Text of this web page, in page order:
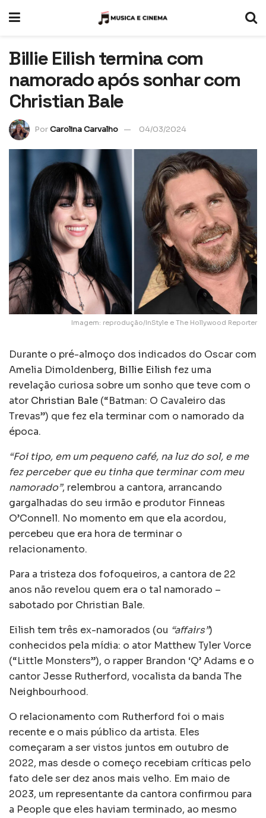
Billie Eilish termina com
namorado após sonhar com
Christian Bale
PorCarolina Carvalho 04/03/2024
Imagem: reprodução/InStyle e The Hollywood Reporter
Durante o pré-almoço dos indicados do Oscar com
Amelia Dimoldenberg, Billie Eilish fez uma
revelação curiosa sobre um sonho que teve com o
ator Christian Bale (“Batman: O Cavaleiro das
Trevas”) que fez ela terminar com o namorado da
época.
“Foi tipo, em um pequeno café, na luz do sol, e me
fez perceber que eu tinha que terminar com meu
namorado”, relembrou a cantora, arrancando
gargalhadas do seu irmão e produtor Finneas
O’Connell. No momento em que ela acordou,
percebeu que era hora de terminar o
relacionamento.
Para a tristeza dos fofoqueiros, a cantora de 22
anos não revelou quem era o tal namorado –
sabotado por Christian Bale.
Eilish tem três ex-namorados (ou “affairs”)
conhecidos pela mídia: o ator Matthew Tyler Vorce
(“Little Monsters”), o rapper Brandon ‘Q’ Adams e o
cantor Jesse Rutherford, vocalista da banda The
Neighbourhood.
O relacionamento com Rutherford foi o mais
recente e o mais público da artista. Eles
começaram a ser vistos juntos em outubro de
2022, mas desde o começo recebiam críticas pelo
fato dele ser dez anos mais velho. Em maio de
2023, um representante da cantora confirmou para
a People que eles haviam terminado, ao mesmo